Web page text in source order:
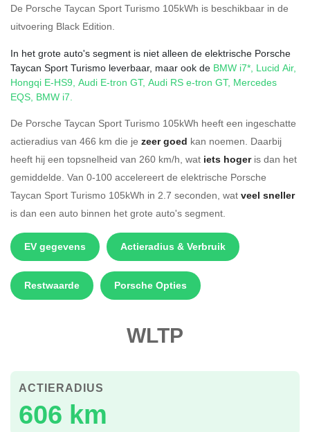
De Porsche Taycan Sport Turismo 105kWh is beschikbaar in de
uitvoering Black Edition.
In het grote auto's segment is niet alleen de elektrische Porsche
Taycan Sport Turismo leverbaar, maar ook de BMW i7*, Lucid Air,
Hongqi E-HS9, Audi E-tron GT, Audi RS e-tron GT, Mercedes
EQS, BMW i7.
De Porsche Taycan Sport Turismo 105kWh heeft een ingeschatte
actieradius van 466 km die je zeer goed kan noemen. Daarbij
heeft hij een topsnelheid van 260 km/h, wat iets hogeris dan het
gemiddelde. Van 0-100 accelereert de elektrische Porsche
Taycan Sport Turismo 105kWh in 2.7 seconden, wat veel sneller
is dan een auto binnen het grote auto's segment.
EV gegevens Actieradius & Verbruik
Restwaarde Porsche Opties
WLTP
606 km
ACTIERADIUS